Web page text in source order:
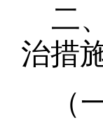
二
治措
（